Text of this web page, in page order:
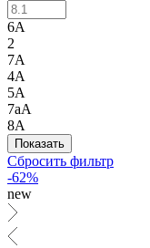
6А
2
7А
4А
5А
7аА
8А
Сбросить фильтр
-62%
new